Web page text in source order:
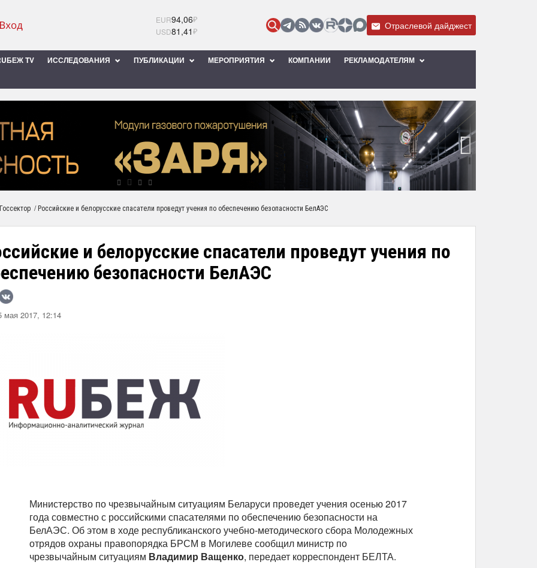
EUR94,06₽
USD81,41₽ Отраслевой дайджест
TV ИССЛЕДОВАНИЯ ПУБЛИКАЦИИ МЕРОПРИЯТИЯ КОМПАНИИ РЕКЛАМОДАТЕЛЯМ
Госсектор / Российские и белорусские спасатели проведут учения по обеспечению безопасности БелАЭС
и белорусские спасатели проведут учения по
безопасности БелАЭС
мая 2017, 12:14
Министерство по чрезвычайным ситуациям Беларуси проведет учения осенью 2017
года совместно с российскими спасателями по обеспечению безопасности на
БелАЭС. Об этом в ходе республиканского учебно-методического сбора Молодежных
отрядов охраны правопорядка БРСМ в Могилеве сообщил министр по
чрезвычайным ситуациям Владимир Ващенко, передает корреспондент БЕЛТА.